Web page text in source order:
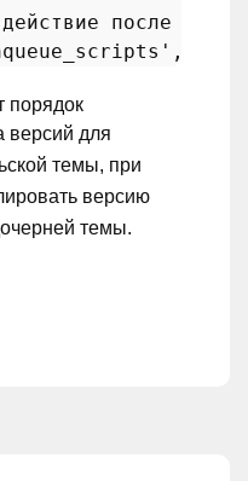
после
,
порядок
версий для
темы, при
версию
темы.